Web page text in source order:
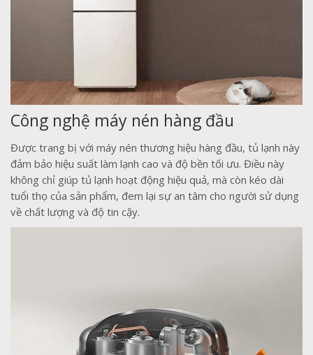
Công nghệ máy nén hàng đầu
Được trang bị với máy nén thương hiệu hàng đầu, tủ lạnh này
đảm bảo hiệu suất làm lạnh cao và độ bền tối ưu. Điều này
không chỉ giúp tủ lạnh hoạt động hiệu quả, mà còn kéo dài
tuổi thọ của sản phẩm, đem lại sự an tâm cho người sử dụng
về chất lượng và độ tin cậy.